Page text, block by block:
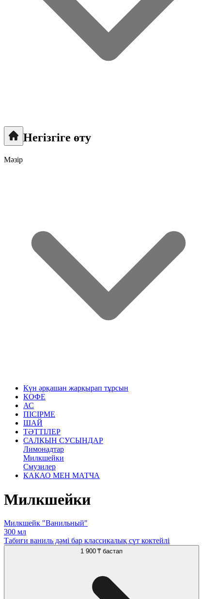
Негізгіге өту
Мәзір
Күн әрқашан жарқырап тұрсын
КОФЕ
АС
ПІСІРМЕ
ШАЙ
ТӘТТІЛЕР
САЛҚЫН СУСЫНДАР
Лимонадтар
Милкшейки
Смузилер
КАКАО МЕН МАТЧА
Милкшейки
Милкшейк "Ванильный"
300 мл
Табиғи ваниль дәмі бар классикалық сүт коктейлі
1 900 ₸ бастап